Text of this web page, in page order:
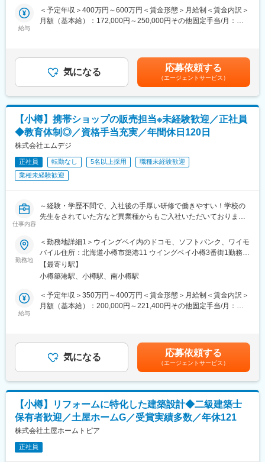
■サポート体制
チャット・電話・メールによる相談体制に加え、月1回の定例ミー
ティングやリーダーの巡回同行があり、継続的なフォローを受け
られる環境です。
■働き方
函館・白老・小樽の3施設を主担当として、週単位で計画的に巡回
します。自身でスケジュールを組み立てながら業務を進めるた
め、見通しを持って働くことが可能です。現地対応が不要な日は
在宅勤務（月9日まで）が利用可能。転居を伴う場合は規定に基づ
き引越費用を支給します。
変更の範囲：会社の定める業務
・成果がきちんと評価される環境で働きたい方
・早期キャリアアップを叶えたい方（早い方は入社1年後には店舗
マネージャーに）
1）物件調査＆仕入れ
自社サイトへの問合せや、不動産仲介会社から案内いただいた案
件などが買取対象になります。テレアポ等の新規開拓はなく、毎
パートナー工務店・チームと相談しながら、ターゲットに合う安
心で住みやすい家を企画します。リフォーム工事は、パートナー
工務店へ依頼し、完成まで進捗確認を行います。
(3)販売
ます。毎月約4-5件の問合せへ対応し、約1件が契約成立となりま
す。単価は1000万円～3000万円（平均1500万円）ほどで、個人
■研修：
共有を行い、ノウハウを蓄積することができます。
■働き方 ：
残業月19h、完休2日（水曜日、隔週火曜日＋他２日フリーシフト
で取得）で、土日祝の希望休取得も可能です。夏期休暇、冬期休
暇、慶弔休暇だけでなく、結婚出産お祝い休暇、ステップアップ
休暇など特別休暇も充実しています。
に目標達成インセンティブを支給しています。
す。2016年に経産省の『先進的なリフォーム事業者表彰』で経済
産業大臣賞を受賞。政府の新成長戦略で中古住宅売買市場を4兆円
から8兆円に倍増させる目標が掲げられ、空き家問題解決による地
方創生や、地域への貢献が可能です。
変更の範囲：会社の定める業務
給与
＜予定年収＞400万円～600万円＜賃金形態＞月給制＜賃金内訳＞
月額（基本給）：172,000円～250,000円その他固定手当/月：
無＞有＜残業手当＞有＜給与補足＞※年収は経験や手当により前後
いたします。※インセンティブ込み■賞与：あり（業績に応じ支
給）■年収例：547万円（入社4年29歳店長）賃金はあくまでも目
安の金額であり、選考を通じて上下する可能性があります。月給
(月額)は固定手当を含めた表記です。
気になる 応募依頼する
（エージェントサービス）
【小樽】携帯ショップの販売担当※未経験歓迎／正社員
◆教育体制◎／資格手当充実／年間休日120日
株式会社エムデジ
正社員 転勤なし 5名以上採用
職種未経験歓迎
業種未経験歓迎
仕事内容
～経験・学歴不問で、入社後の手厚い研修で働きやすい！学校の
先生をされていた方など異業種からもご入社いただいておりま
社後3年以内に半数以上が取得に成功！/地元に根差して働けま
す！/年休120日、残業月20h以内～
■業務内容
・契約、受付業務
・契約内容などのご説明
・商材のご提案
・修理受付
・店舗清掃
・問い合わせ対応 等
OK！など
社員が働きやすくライフスタイルに変化があっても働き続けるこ
とができる環境
■キャリアステップ
勤務地
＜勤務地詳細1＞ウイングベイ内のドコモ、ソフトバンク、ワイモ
バイル住所：北海道小樽市築港11 ウイングベイ小樽3番街1勤務地
最寄駅：函館本線／小樽築港駅受動喫煙対策：敷地内全面禁煙＜
勤務地詳細2＞ドコモショップ朝里店住所：北海道小樽市新光2丁
煙＜勤務地詳細3＞ソフトバンク長崎屋小樽住所：北海道小樽市稲
穂2丁目20-1 長崎屋小樽店1F勤務地最寄駅：函館本線／小樽駅受
【最寄り駅】
小樽築港駅、小樽駅、南小樽駅
給与
＜予定年収＞350万円～400万円＜賃金形態＞月給制＜賃金内訳＞
月額（基本給）：200,000円～221,400円その他固定手当/月：
収389万円／月28.8万円＋賞与／25歳・入社3年・一般社員賃金は
あくまでも目安の金額であり、選考を通じて上下する可能性があ
ります。月給(月額)は固定手当を含めた表記です。
気になる 応募依頼する
（エージェントサービス）
【小樽】リフォームに特化した建築設計◆二級建築士
保有者歓迎／土屋ホームG／受賞実績多数／年休121
株式会社土屋ホームトピア
正社員